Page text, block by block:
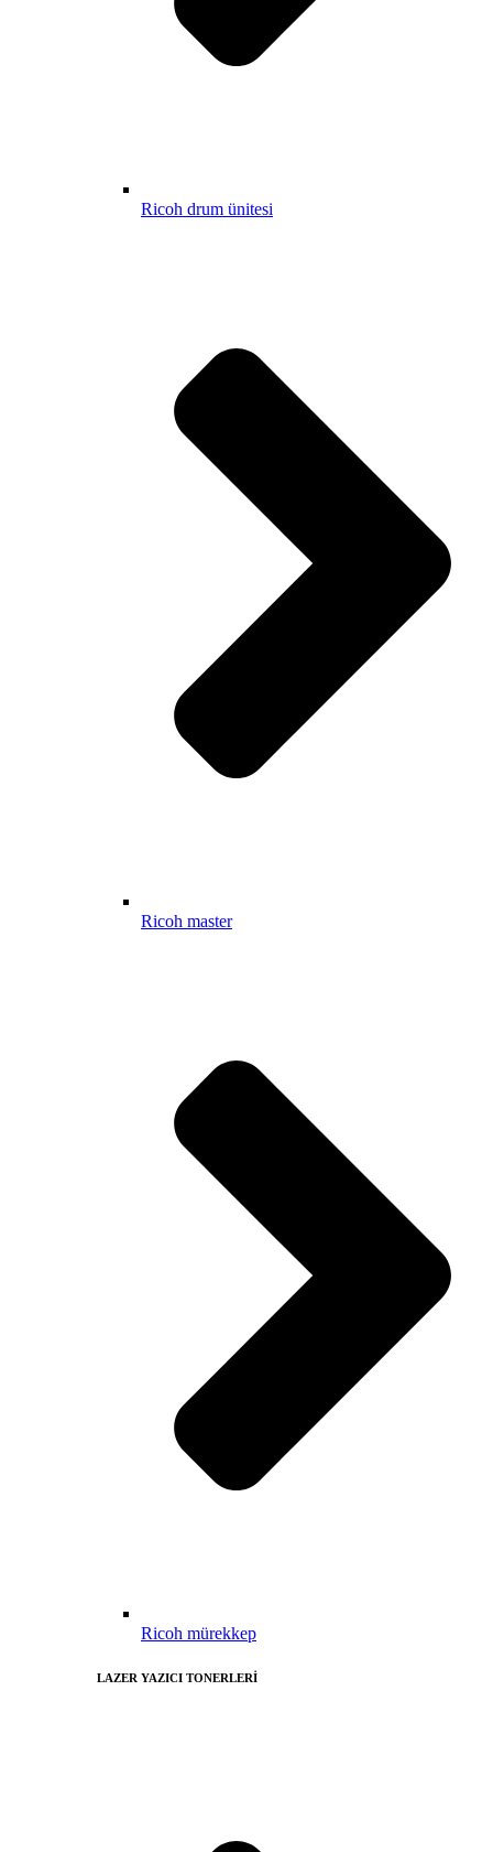
Ricoh drum ünitesi
Ricoh master
Ricoh mürekkep
LAZER YAZICI TONERLERİ